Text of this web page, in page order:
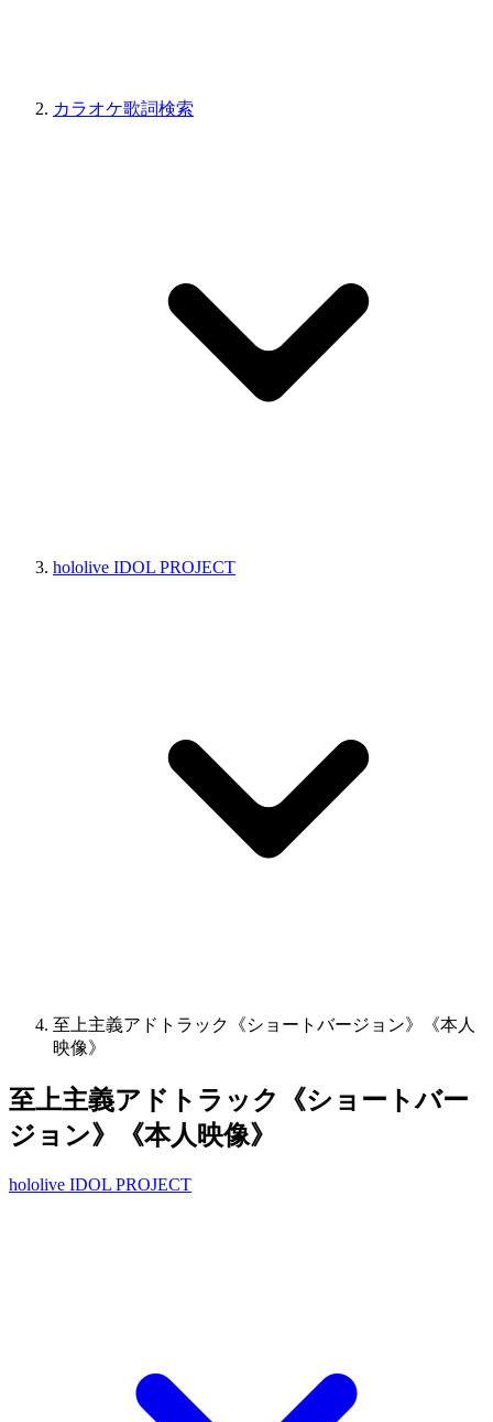
カラオケ歌詞検索
hololive IDOL PROJECT
至上主義アドトラック《ショートバージョン》《本人
映像》
至上主義アドトラック《ショートバー
ジョン》《本人映像》
hololive IDOL PROJECT